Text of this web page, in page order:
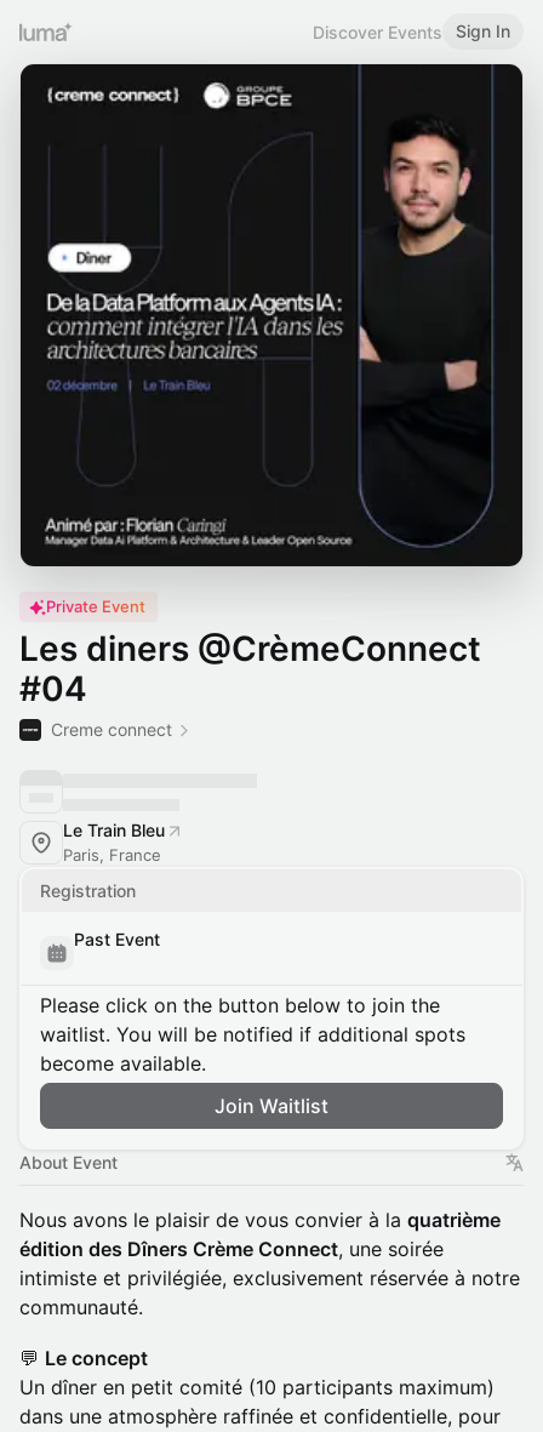
Discover Events Sign In
Private Event
Les diners @CrèmeConnect
#04
Creme connect
Le Train Bleu
Paris, France
Registration
Past Event
Please click on the button below to join the
waitlist. You will be notified if additional spots
become available.
Join Waitlist
About Event
​Nous avons le plaisir de vous convier à la quatrième
édition des Dîners Crème Connect, une soirée
intimiste et privilégiée, exclusivement réservée à notre
communauté.
​💬 Le concept
Un dîner en petit comité (10 participants maximum)
dans une atmosphère raffinée et confidentielle, pour